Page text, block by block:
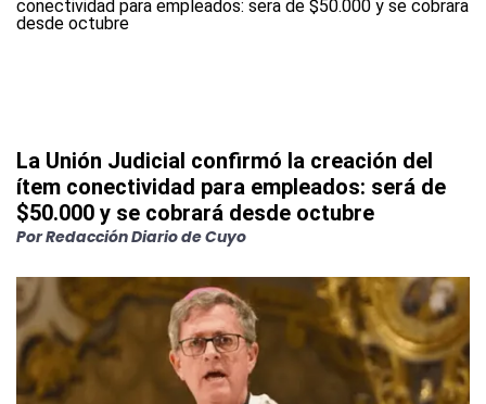
La Unión Judicial confirmó la creación del
ítem conectividad para empleados: será de
$50.000 y se cobrará desde octubre
PorRedacción Diario de Cuyo